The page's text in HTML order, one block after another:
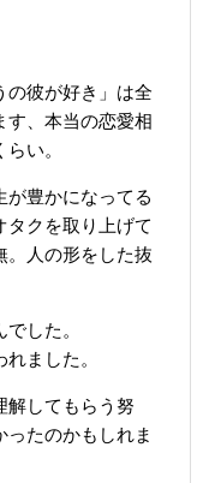
の彼が好き」は全
す、本当の恋愛相
い。
が豊かになってる
タクを取り上げて
。人の形をした抜
した。
ました。
解してもらう努
たのかもしれま